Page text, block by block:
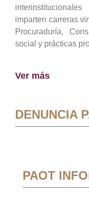
imparten carreras
Procuraduría,
social y prácticas
Ver más
DENUNCIA
PAOT